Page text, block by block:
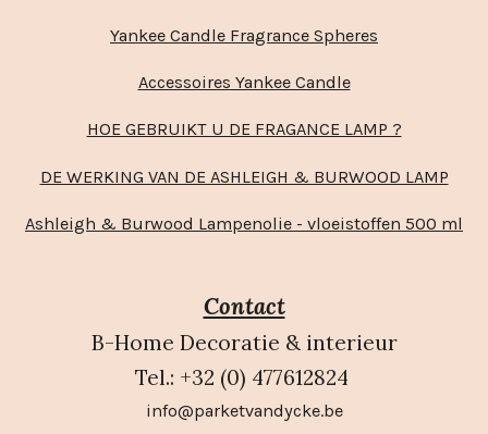
Yankee Candle Fragrance Spheres
Accessoires Yankee Candle
HOE GEBRUIKT U DE FRAGANCE LAMP ?
DE WERKING VAN DE ASHLEIGH & BURWOOD LAMP
Ashleigh & Burwood Lampenolie - vloeistoffen 500 ml
Contact
B-Home Decoratie & interieur
Tel.: +32 (0) 477612824
info@parketvandycke.be